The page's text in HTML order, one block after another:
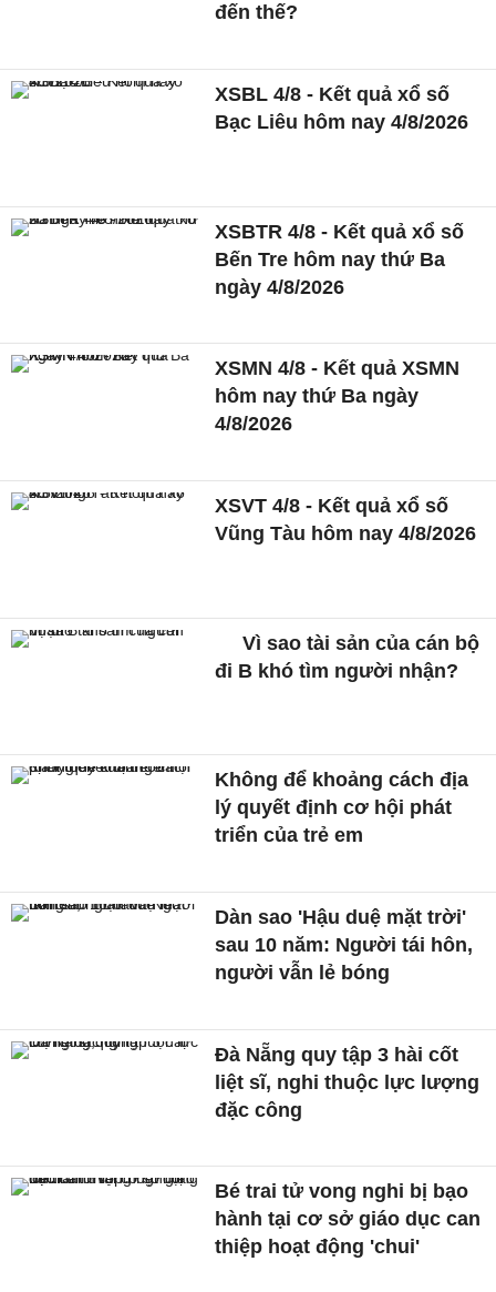
đến thế?
XSBL 4/8 - Kết quả xổ số
Bạc Liêu hôm nay 4/8/2026
XSBTR 4/8 - Kết quả xổ số
Bến Tre hôm nay thứ Ba
ngày 4/8/2026
XSMN 4/8 - Kết quả XSMN
hôm nay thứ Ba ngày
4/8/2026
XSVT 4/8 - Kết quả xổ số
Vũng Tàu hôm nay 4/8/2026
Vì sao tài sản của cán bộ
đi B khó tìm người nhận?
Không để khoảng cách địa
lý quyết định cơ hội phát
triển của trẻ em
Dàn sao 'Hậu duệ mặt trời'
sau 10 năm: Người tái hôn,
người vẫn lẻ bóng
Đà Nẵng quy tập 3 hài cốt
liệt sĩ, nghi thuộc lực lượng
đặc công
Bé trai tử vong nghi bị bạo
hành tại cơ sở giáo dục can
thiệp hoạt động 'chui'